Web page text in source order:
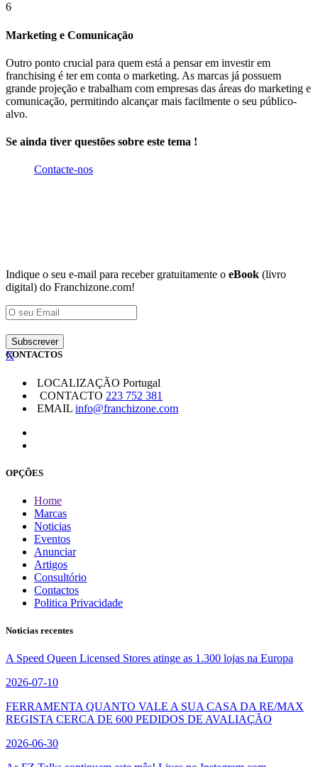
6
Marketing e Comunicação
Outro ponto crucial para quem está a pensar em investir em
franchising é ter em conta o marketing. As marcas já possuem
grande projeção e trabalham com empresas das áreas do marketing e
comunicação, permitindo alcançar mais facilmente o seu público-
alvo.
Se ainda tiver questões sobre este tema !
Contacte-nos
Indique o seu e-mail para receber gratuitamente o eBook (livro
digital) do Franchizone.com!
X
CONTACTOS
LOCALIZAÇÃO Portugal
CONTACTO 223 752 381
EMAIL info@franchizone.com
OPÇÕES
Home
Marcas
Noticias
Eventos
Anunciar
Artigos
Consultório
Contactos
Politica Privacidade
Noticias recentes
A Speed Queen Licensed Stores atinge as 1.300 lojas na Europa
2026-07-10
FERRAMENTA QUANTO VALE A SUA CASA DA RE/MAX
REGISTA CERCA DE 600 PEDIDOS DE AVALIAÇÃO
2026-06-30